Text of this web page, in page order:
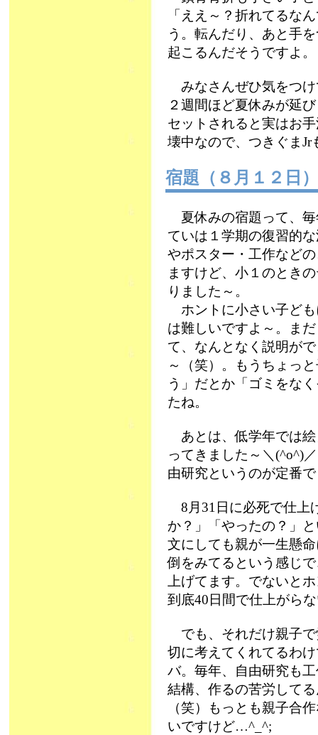
「ええ～？折れてるな
う。転んだり、あと手
起こるんだそうですよ。
みなさんぜひ気をつけ
２週間ほど夏休みが延
セットされると実はお
壊中なので、つきぐま
宿題（８月１２日）
夏休みの宿題って、毎
ていは１学期の復習的
やポスター・工作など
ますけど、小１のとき
りました～。
ホントに小さい子ども
は難しいですよ～。ま
て、なんとなく説明が
～（笑）。もうちょっ
う」だとか「ゴミをな
たね。
あとは、低学年では絵
ってきました～＼(^o^)
由研究というのが定
8月31日に必死で仕上
か？」「やったの？」
文にしても親が一生懸
倒をみてるという感じ
上げてます。でないと
到底40日間で仕上がら
でも、それだけ親子で
切に考えてくれてるわ
バ。毎年、自由研究も
結構、作るの苦労して
（笑）もっとも親子合
いですけど…^_^;